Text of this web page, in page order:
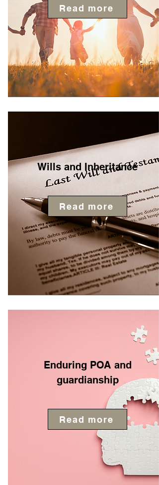
Read more
Wills and Inheritance
Read more
Enduring POA and
guardianship
Read more